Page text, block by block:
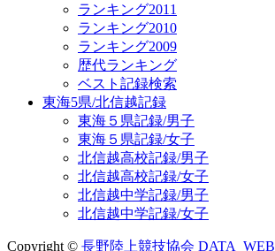
ランキング2011
ランキング2010
ランキング2009
歴代ランキング
ベスト記録検索
東海5県/北信越記録
東海５県記録/男子
東海５県記録/女子
北信越高校記録/男子
北信越高校記録/女子
北信越中学記録/男子
北信越中学記録/女子
Copyright © 長野陸上競技協会 DATA_WEB